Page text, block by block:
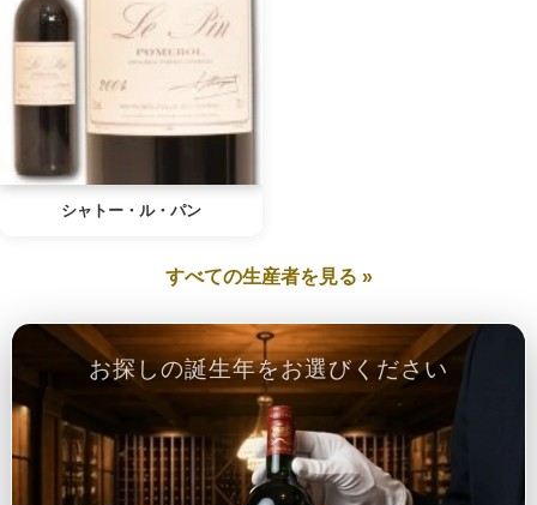
シャトー・ル・パン
すべての生産者を見る »
お探しの誕生年をお選びください